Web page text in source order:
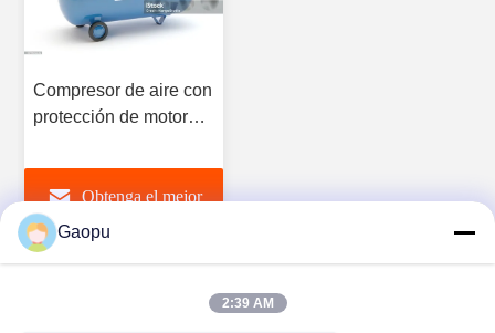
Compresor de aire con
protección de motor
355kW para uso
industrial portátil y
estacionario
Obtenga el mejor
Gaopu
2:39 AM